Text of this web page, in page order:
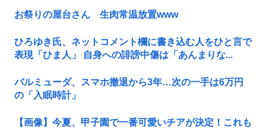
お祭りの屋台さん 生肉常温放置www
ひろゆき氏、ネットコメント欄に書き込む人をひと言で
表現「ひま人」 自身への誹謗中傷は「あんまりな...
バルミューダ、スマホ撤退から3年…次の一手は6万円
の「入眠時計」
【画像】今夏、甲子園で一番可愛いチアが決定！これも